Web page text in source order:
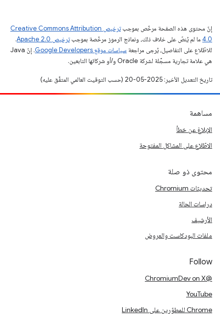
إنّ محتوى هذه الصفحة مرخّص بموجب
ترخيص Creative Commons Attribution
4.0‏ ما لم يُنصّ على خلاف ذلك، ونماذج الرموز مرخّصة بموجبترخيص Apache 2.0‏
.
للاطّلاع على التفاصيل، يُرجى مراجعة سياسات موقع Google Developers‏
. إنّ Java
هي علامة تجارية مسجَّلة لشركة Oracle و/أو شركائها التابعين.
تاريخ التعديل الأخير: 2025-05-20 (حسب التوقيت العالمي المتفَّق عليه)
مساهمة
الإبلاغ عن خطأ
الاطّلاع على المشاكل المفتوحة
محتوى ذو صلة
تحديثات Chromium
دراسات الحالة
الأرشيف
ملفات البودكاست والعروض
Follow
@ChromiumDev on X
YouTube
Chrome للمطوّرين على LinkedIn